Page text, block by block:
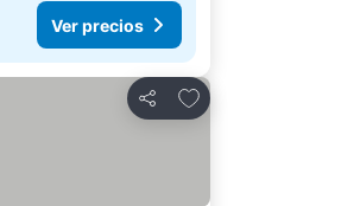
Ver precios
Compartir
Agregar a favoritos